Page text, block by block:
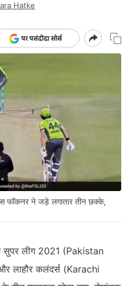
Hatke
ने जड़े लगातार तीन छक्के,
सुपर लीग 2021 (Pakistan
लाहौर कलंदर्स (Karachi